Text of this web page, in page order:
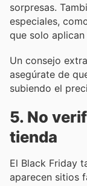
sorpresas.
especiales,
que solo
Un consejo
asegúrate de
subiendo el
5. No
tienda
El Black Friday
aparecen sitios